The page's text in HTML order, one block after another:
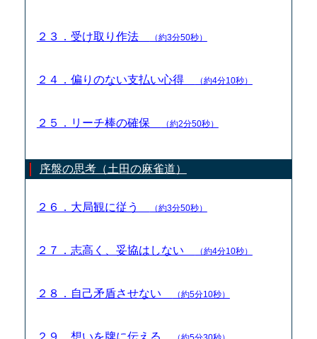
２３．受け取り作法 （約3分50秒）
２４．偏りのない支払い心得 （約4分10秒）
２５．リーチ棒の確保 （約2分50秒）
序盤の思考（土田の麻雀道）
２６．大局観に従う （約3分50秒）
２７．志高く、妥協はしない （約4分10秒）
２８．自己矛盾させない （約5分10秒）
２９．想いを牌に伝える